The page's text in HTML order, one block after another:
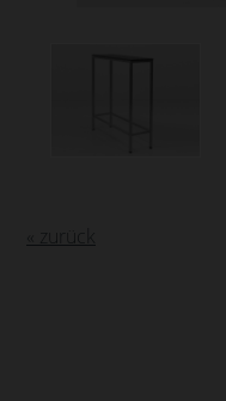
« zurück